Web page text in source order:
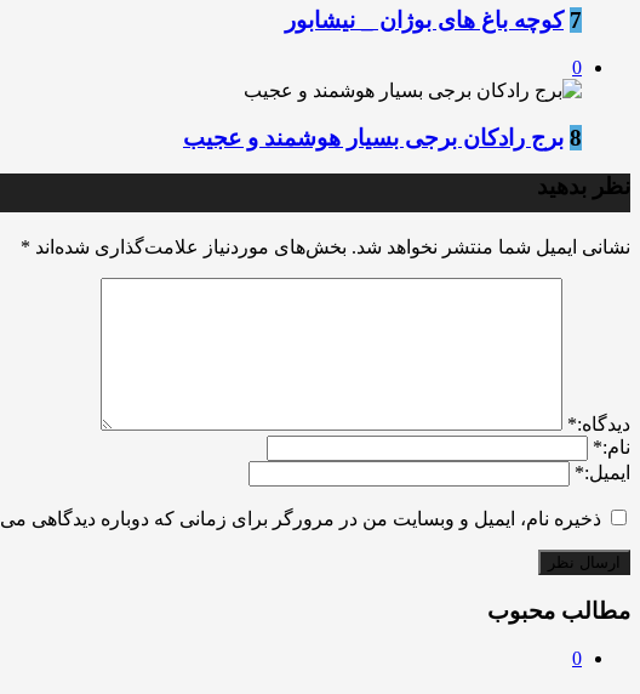
7 کوچه باغ های بوژان _ نیشابور
0
8 برج رادکان برجی بسیار هوشمند و عجیب
نظر بدهید
نشانی ایمیل شما منتشر نخواهد شد. بخش‌های موردنیاز علامت‌گذاری شده‌اند *
ديدگاه:*
نام:*
ایمیل:*
ذخیره نام، ایمیل و وبسایت من در مرورگر برای زمانی که دوباره دیدگاهی
مطالب محبوب
0